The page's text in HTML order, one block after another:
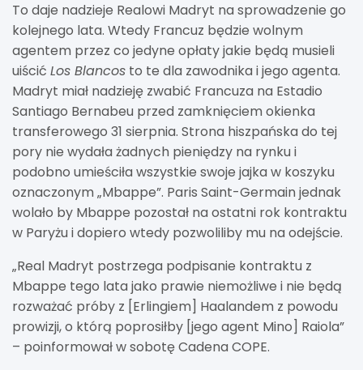
To daje nadzieje Realowi Madryt na sprowadzenie go
kolejnego lata. Wtedy Francuz będzie wolnym
agentem przez co jedyne opłaty jakie będą musieli
uiścić Los Blancos to te dla zawodnika i jego agenta.
Madryt miał nadzieję zwabić Francuza na Estadio
Santiago Bernabeu przed zamknięciem okienka
transferowego 31 sierpnia. Strona hiszpańska do tej
pory nie wydała żadnych pieniędzy na rynku i
podobno umieściła wszystkie swoje jajka w koszyku
oznaczonym „Mbappe”. Paris Saint-Germain jednak
wolało by Mbappe pozostał na ostatni rok kontraktu
w Paryżu i dopiero wtedy pozwoliliby mu na odejście.
„Real Madryt postrzega podpisanie kontraktu z
Mbappe tego lata jako prawie niemożliwe i nie będą
rozważać próby z [Erlingiem] Haalandem z powodu
prowizji, o którą poprosiłby [jego agent Mino] Raiola”
– poinformował w sobotę Cadena COPE.